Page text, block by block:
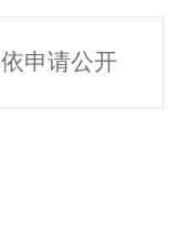
依申请公开